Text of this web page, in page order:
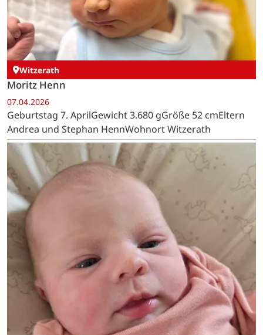
Witzerath
Moritz Henn
07.04.2026
Geburtstag 7. AprilGewicht 3.680 gGröße 52 cmEltern
Andrea und Stephan HennWohnort Witzerath